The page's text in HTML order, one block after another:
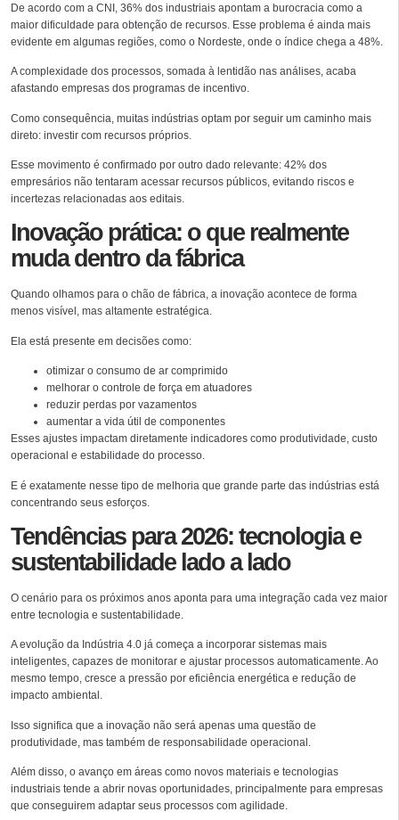
De acordo com a CNI, 36% dos industriais apontam a burocracia como a
maior dificuldade para obtenção de recursos. Esse problema é ainda mais
evidente em algumas regiões, como o Nordeste, onde o índice chega a 48%.
A complexidade dos processos, somada à lentidão nas análises, acaba
afastando empresas dos programas de incentivo.
Como consequência, muitas indústrias optam por seguir um caminho mais
direto: investir com recursos próprios.
Esse movimento é confirmado por outro dado relevante: 42% dos
empresários não tentaram acessar recursos públicos, evitando riscos e
incertezas relacionadas aos editais.
Inovação prática: o que realmente
muda dentro da fábrica
Quando olhamos para o chão de fábrica, a inovação acontece de forma
menos visível, mas altamente estratégica.
Ela está presente em decisões como:
otimizar o consumo de ar comprimido
melhorar o controle de força em atuadores
reduzir perdas por vazamentos
aumentar a vida útil de componentes
Esses ajustes impactam diretamente indicadores como produtividade, custo
operacional e estabilidade do processo.
E é exatamente nesse tipo de melhoria que grande parte das indústrias está
concentrando seus esforços.
Tendências para 2026: tecnologia e
sustentabilidade lado a lado
O cenário para os próximos anos aponta para uma integração cada vez maior
entre tecnologia e sustentabilidade.
A evolução da Indústria 4.0 já começa a incorporar sistemas mais
inteligentes, capazes de monitorar e ajustar processos automaticamente. Ao
mesmo tempo, cresce a pressão por eficiência energética e redução de
impacto ambiental.
Isso significa que a inovação não será apenas uma questão de
produtividade, mas também de responsabilidade operacional.
Além disso, o avanço em áreas como novos materiais e tecnologias
industriais tende a abrir novas oportunidades, principalmente para empresas
que conseguirem adaptar seus processos com agilidade.